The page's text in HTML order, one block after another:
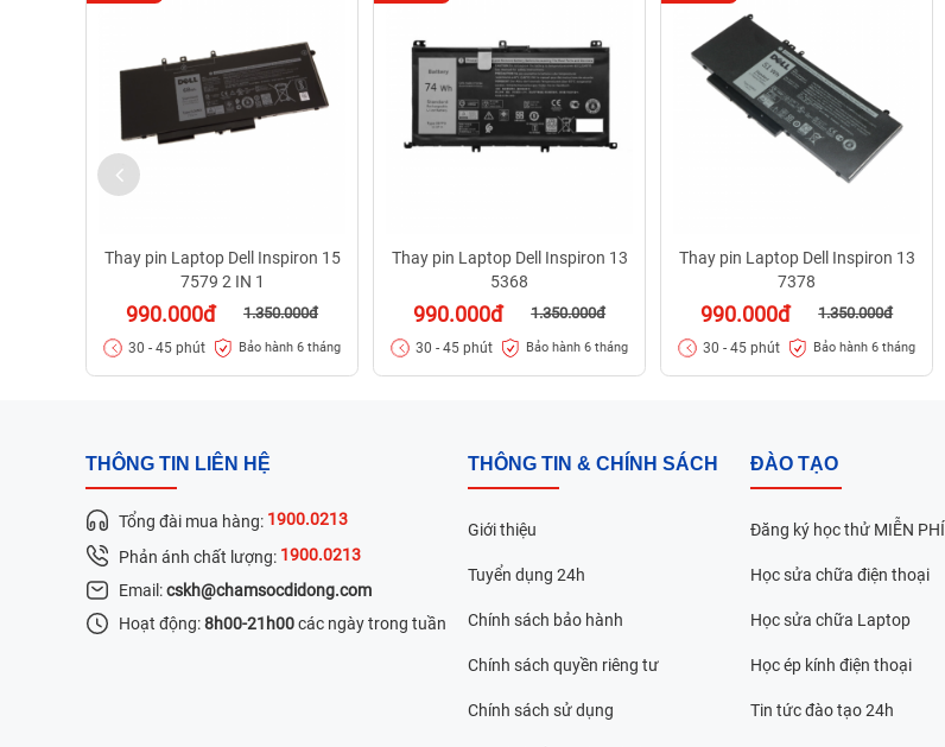
Thay pin Laptop Dell Inspiron 15
7579 2 IN 1
990.000đ 1.350.000đ
30 - 45 phút Bảo hành 6 tháng
Thay pin Laptop Dell Inspiron 13
5368
990.000đ 1.350.000đ
30 - 45 phút Bảo hành 6 tháng
Thay pin Laptop Dell Inspiron 13
7378
990.000đ 1.350.000đ
30 - 45 phút Bảo hành 6 tháng
THÔNG TIN LIÊN HỆ
Tổng đài mua hàng: 1900.0213
Phản ánh chất lượng: 1900.0213
Email:cskh@chamsocdidong.com
Hoạt động:8h00-21h00các ngày trong tuần
THÔNG TIN & CHÍNH SÁCH
Giới thiệu
Tuyển dụng 24h
Chính sách bảo hành
Chính sách quyền riêng tư
Chính sách sử dụng
ĐÀO TẠO
Đăng ký học thử MIỄN PHÍ
Học sửa chữa điện thoại
Học sửa chữa Laptop
Học ép kính điện thoại
Tin tức đào tạo 24h